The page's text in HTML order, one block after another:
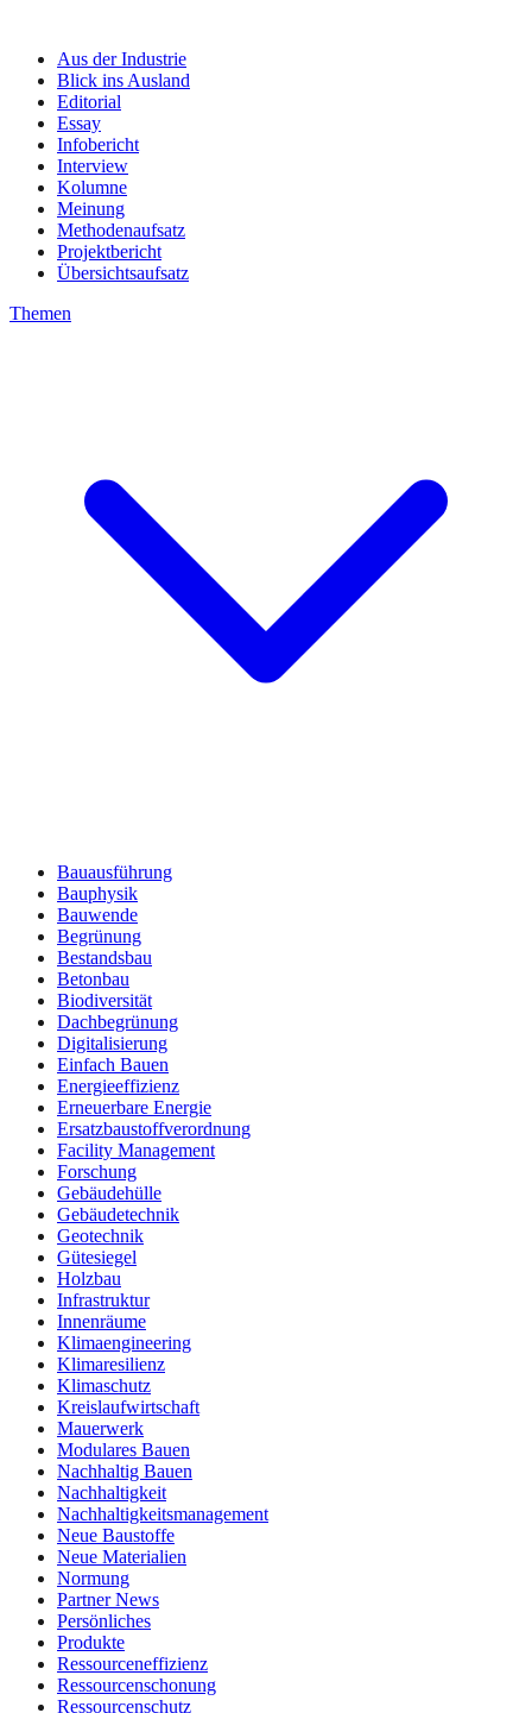
Aus der Industrie
Blick ins Ausland
Editorial
Essay
Infobericht
Interview
Kolumne
Meinung
Methodenaufsatz
Projektbericht
Übersichtsaufsatz
Themen
Bauausführung
Bauphysik
Bauwende
Begrünung
Bestandsbau
Betonbau
Biodiversität
Dachbegrünung
Digitalisierung
Einfach Bauen
Energieeffizienz
Erneuerbare Energie
Ersatzbaustoffverordnung
Facility Management
Forschung
Gebäudehülle
Gebäudetechnik
Geotechnik
Gütesiegel
Holzbau
Infrastruktur
Innenräume
Klimaengineering
Klimaresilienz
Klimaschutz
Kreislaufwirtschaft
Mauerwerk
Modulares Bauen
Nachhaltig Bauen
Nachhaltigkeit
Nachhaltigkeitsmanagement
Neue Baustoffe
Neue Materialien
Normung
Partner News
Persönliches
Produkte
Ressourceneffizienz
Ressourcenschonung
Ressourcenschutz